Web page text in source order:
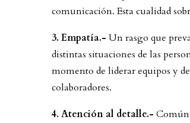
comunicación. Esta cualidad
3. Empatía.- Un rasgo que
distintas situaciones de las
momento de liderar equipos y
colaboradores.
4. Atención al detalle.-